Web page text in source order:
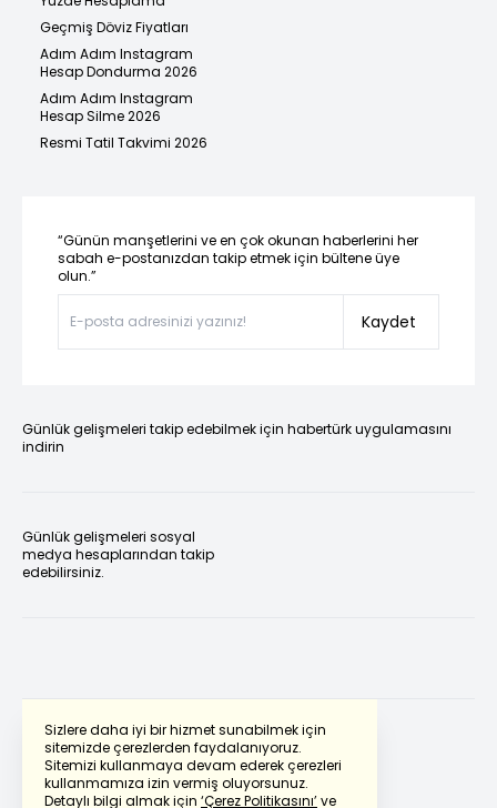
Sizlere daha iyi bir hizmet sunabilmek için
sitemizde çerezlerden faydalanıyoruz.
Sitemizi kullanmaya devam ederek çerezleri
kullanmamıza izin vermiş oluyorsunuz.
Detaylı bilgi almak için ‘Çerez Politikasını’ve
Geçmiş Döviz Fiyatları
Adım Adım Instagram
Hesap Dondurma 2026
Adım Adım Instagram
Hesap Silme 2026
Resmi Tatil Takvimi 2026
“Günün manşetlerini ve en çok okunan haberlerini her
sabah e-postanızdan takip etmek için bültene üye
olun.”
Kaydet
Günlük gelişmeleri takip edebilmek için habertürk uygulamasını
indirin
Günlük gelişmeleri sosyal
medya hesaplarından takip
edebilirsiniz.
Powered by Translate